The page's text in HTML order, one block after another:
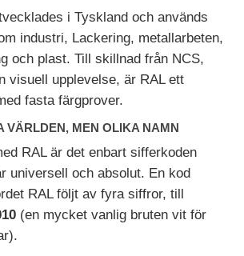
i Tyskland och används
industri, Lackering, metallarbeten,
och plast. Till skillnad från NCS,
visuell upplevelse, är RAL ett
fasta färgprover.
VÄRLDEN, MEN OLIKA NAMN
RAL är det enbart sifferkoden
universell och absolut. En kod
RAL följt av fyra siffror, till
(en mycket vanlig bruten vit för